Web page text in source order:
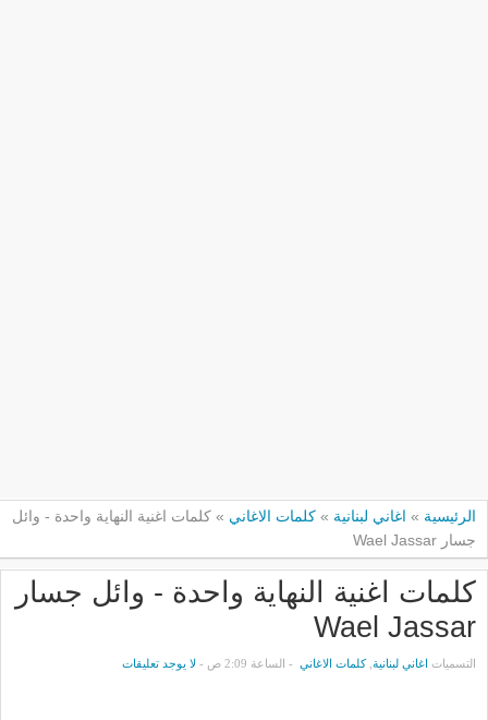
الرئيسية » اغاني لبنانية » كلمات الاغاني » كلمات اغنية النهاية واحدة - وائل
جسار Wael Jassar
كلمات اغنية النهاية واحدة - وائل جسار
Wael Jassar
التسميات اغاني لبنانية ,كلمات الاغاني - الساعة 2:09 ص - لا يوجد تعليقات